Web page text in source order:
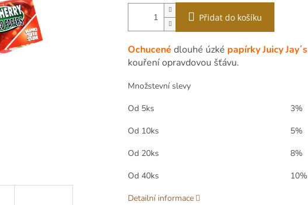
Přidat do košíku
Ochucené dlouhé úzké papírky Juicy Jay´s
kouření opravdovou šťávu.
Množstevní slevy
Od 5ks
3%
Od 10ks
5%
Od 20ks
8%
Od 40ks
10%
Detailní informace